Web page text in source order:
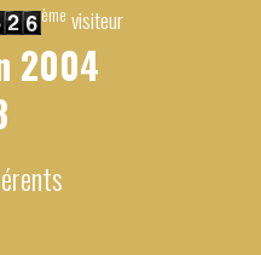
ème visiteur
2004